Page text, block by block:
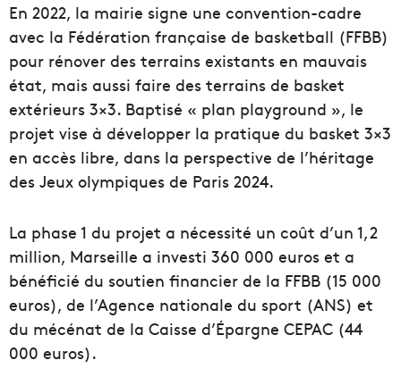
En 2022, la mairie signe une convention-cadre
avec la Fédération française de basketball (FFBB)
pour rénover des terrains existants en mauvais
état, mais aussi faire des terrains de basket
extérieurs 3×3. Baptisé « plan playground », le
projet vise à développer la pratique du basket 3×3
en accès libre, dans la perspective de l’héritage
des Jeux olympiques de Paris 2024.
La phase 1 du projet a nécessité un coût d’un 1,2
million, Marseille a investi 360 000 euros et a
bénéficié du soutien financier de la FFBB (15 000
euros), de l’Agence nationale du sport (ANS) et
du mécénat de la Caisse d’Épargne CEPAC (44
000 euros).